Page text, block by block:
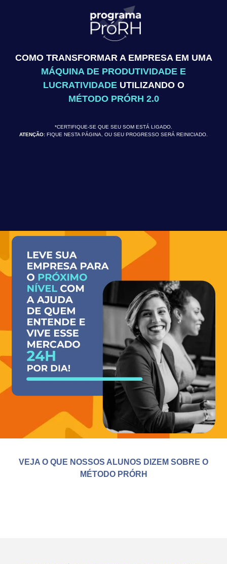
COMO TRANSFORMAR A EMPRESA EM UMA
MÁQUINA DE PRODUTIVIDADE E
LUCRATIVIDADEUTILIZANDO O
MÉTODO PRÓRH 2.0
*CERTIFIQUE-SE QUE SEU SOM ESTÁ LIGADO.
ATENÇÃO: FIQUE NESTA PÁGINA, OU SEU PROGRESSO SERÁ REINICIADO.
VEJA O QUE NOSSOS ALUNOS DIZEM SOBRE O
MÉTODO PRÓRH